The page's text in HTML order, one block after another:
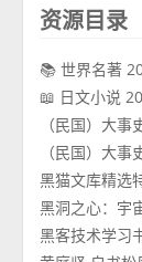
资源目录
📚 世界名著
📖 日文小说
（民国）大
（民国）大
黑猫文库精选
黑洞之心：宇
黑客技术学习